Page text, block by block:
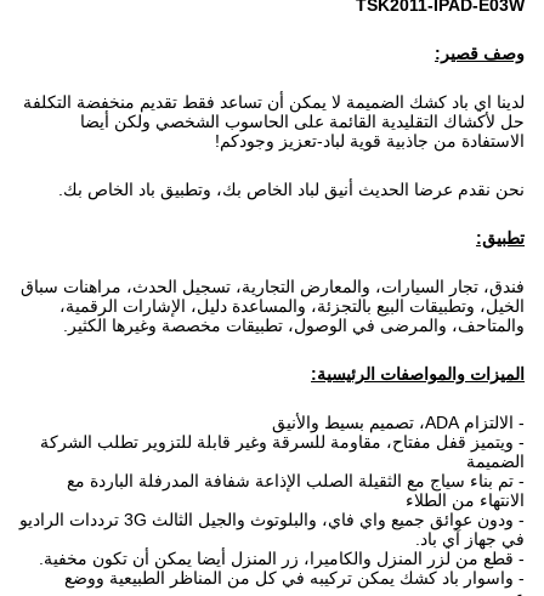
TSK2011-IPAD-E03W
وصف قصير:
لدينا اي باد كشك الضميمة لا يمكن أن تساعد فقط تقديم منخفضة التكلفة
حل لأكشاك التقليدية القائمة على الحاسوب الشخصي ولكن أيضا
الاستفادة من جاذبية قوية لباد-تعزيز وجودكم!
نحن نقدم عرضا الحديث أنيق لباد الخاص بك، وتطبيق باد الخاص بك.
تطبيق:
فندق، تجار السيارات، والمعارض التجارية، تسجيل الحدث، مراهنات سباق
الخيل، وتطبيقات البيع بالتجزئة، والمساعدة دليل، الإشارات الرقمية،
والمتاحف، والمرضى في الوصول، تطبيقات مخصصة وغيرها الكثير.
الميزات والمواصفات الرئيسية:
- الالتزام ADA، تصميم بسيط والأنيق
- ويتميز قفل مفتاح، مقاومة للسرقة وغير قابلة للتزوير تطلب الشركة
الضميمة
- تم بناء سياج مع الثقيلة الصلب الإذاعة شفافة المدرفلة الباردة مع
الانتهاء من الطلاء
- ودون عوائق جميع واي فاي، والبلوتوث والجيل الثالث 3G ترددات الراديو
في جهاز آي باد.
- قطع من لزر المنزل والكاميرا، زر المنزل أيضا يمكن أن تكون مخفية.
- واسوار باد كشك يمكن تركيبه في كل من المناظر الطبيعية ووضع